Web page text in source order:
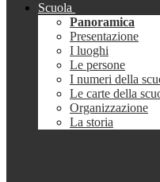
Scuola
Panoramica
Presentazione
I luoghi
Le persone
I numeri della
Le carte della
Organizzazione
La storia